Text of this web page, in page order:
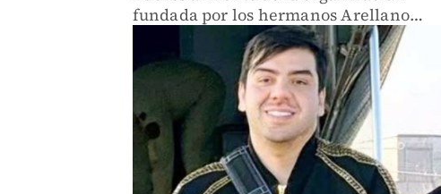
fundada por los hermanos Arellano
Félix, hasta su detención reportada a
mediados de junio.